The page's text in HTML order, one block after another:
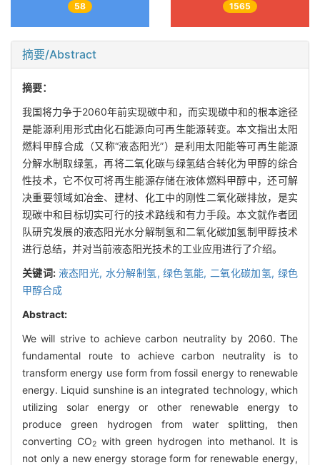
58 1565
摘要/Abstract
摘要：
我国将力争于2060年前实现碳中和，而实现碳中和的根本途径
是能源利用形式由化石能源向可再生能源转变。本文指出太阳
燃料甲醇合成（又称“液态阳光”）是利用太阳能等可再生能源
分解水制取绿氢，再将二氧化碳与绿氢结合转化为甲醇的综合
性技术，它不仅可将再生能源存储在液体燃料甲醇中，还可解
决重要领域如冶金、建材、化工中的刚性二氧化碳排放，是实
现碳中和目标切实可行的技术路线和有力手段。本文就作者团
队研究发展的液态阳光水分解制氢和二氧化碳加氢制甲醇技术
进行总结，并对当前液态阳光技术的工业应用进行了介绍。
关键词: 液态阳光, 水分解制氢, 绿色氢能, 二氧化碳加氢, 绿色
甲醇合成
Abstract:
We will strive to achieve carbon neutrality by 2060. The
fundamental route to achieve carbon neutrality is to
transform energy use form from fossil energy to renewable
energy. Liquid sunshine is an integrated technology, which
utilizing solar energy or other renewable energy to
produce green hydrogen from water splitting, then
converting CO2with green hydrogen into methanol. It is
not only a new energy storage form for renewable energy,